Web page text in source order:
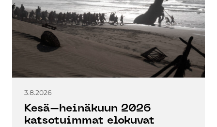
3.8.2026
Kesä–heinäkuun 2026
katsotuimmat elokuvat